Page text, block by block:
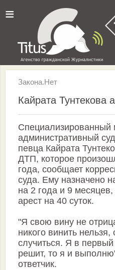
≡
Закона.Нет
Кайрата Тунтекова
административный
певца Кайрата
ДТП, которое
года, сообщает
суда. Ему назначено
на 2 года и 9
арест на 40 суток.
"Я свою вину не
никого винить
случиться. Я в
решит, то я и
ответчик.